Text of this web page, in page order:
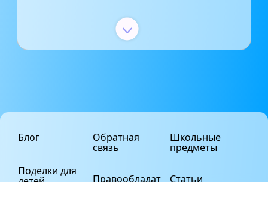
Блог
Поделки для
детей
Обратная
связь
Правообладат
Школьные
предметы
Статьи